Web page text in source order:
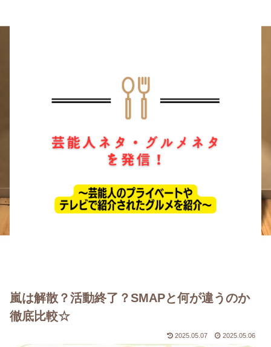
嵐は解散？活動終了？SMAPと何が違うのか
徹底比較☆
2025.05.07 2025.05.06